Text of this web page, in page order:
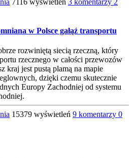
w Polsce gałąź transportu
rozwiniętą siecią rzeczną, który
rzecznego w całości przewozów
kraj jest pustą plamą na mapie
dzięki czemu skutecznie
Europy Zachodniej od systemu
15379 wyświetleń 9 komentarzy 0